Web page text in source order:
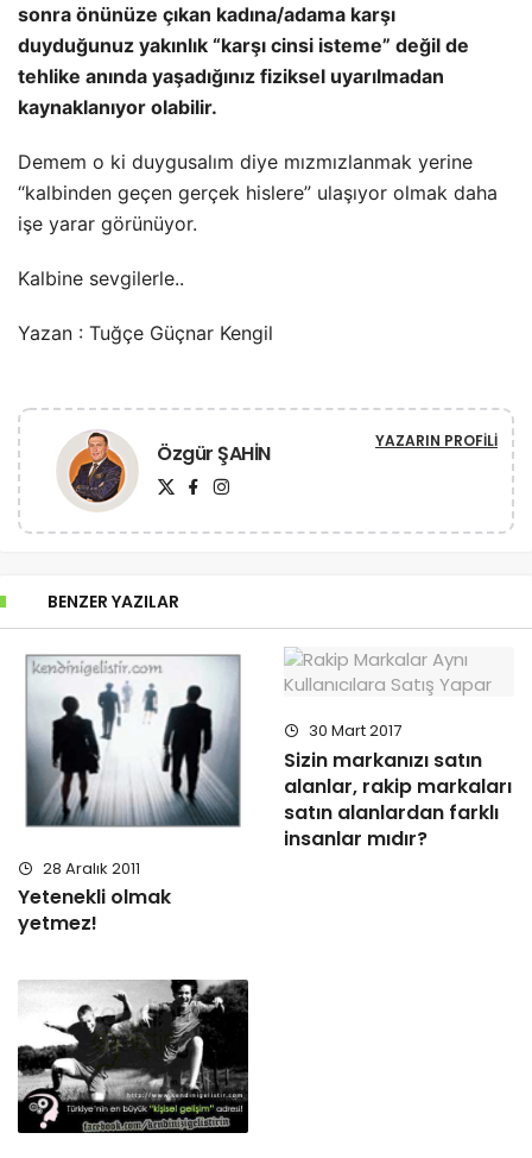
sonra önünüze çıkan kadına/adama karşı
duyduğunuz yakınlık “karşı cinsi isteme” değil de
tehlike anında yaşadığınız fiziksel uyarılmadan
kaynaklanıyor olabilir.
Demem o ki duygusalım diye mızmızlanmak yerine
“kalbinden geçen gerçek hislere” ulaşıyor olmak daha
işe yarar görünüyor.
Kalbine sevgilerle..
Yazan : Tuğçe Güçnar Kengil
Özgür ŞAHİN YAZARIN PROFILI
BENZER YAZILAR
28 Aralık 2011
Yetenekli olmak
yetmez!
30 Mart 2017
Sizin markanızı satın
alanlar, rakip markaları
satın alanlardan farklı
insanlar mıdır?